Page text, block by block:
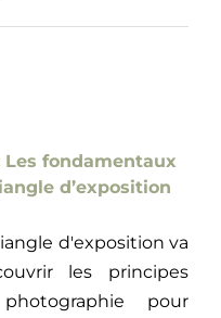
Les fondamentaux
d’exposition
d'exposition va
les principes
pour